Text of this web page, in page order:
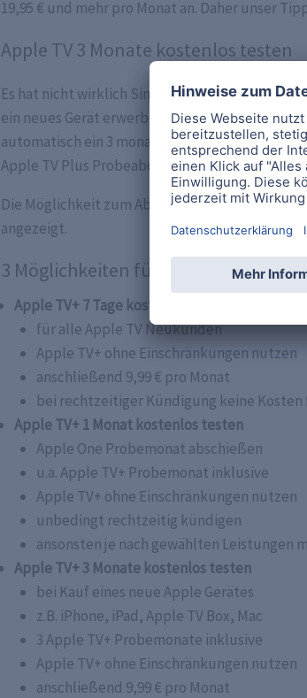
19,95 € und mehr pro Monat an. Daher unser
Apple TV 3 Monate kostenlos testen
Es hat nicht wirklich Sinn, sich wegen 3
ein neues Gerät erwerben möchte, erhält
automatisch ein 3 monatiges Probeabo für
Apple TV Plus Probeabo in Anspruch
Die Möglichkeit zum Abschluss eines 3
angezeigt.
3 Möglichkeiten für ein Apple TV
Apple TV+ 7 Tage kostenlos testen
für alle Apple TV Neukunden
Apple TV+ ohne Einschränkungen nutzen
anschließend 9,99 € pro Monat
bei rechtzeitiger Kündigung keine Kosten
Apple TV+ 1 Monat kostenlos testen
Apple One Probemonat abschießen
u.a. Apple TV+ Probemonat inklusive
Apple TV+ ohne Einschränkungen nutzen
unbedingt rechtzeitig kündigen
ansonsten je nach gewählten Leistungen
Apple TV+ 3 Monate kostenlos testen
bei Kauf eines neue Apple Gerätes
z.B. iPhone, iPad, Apple TV Box, Mac
3 Apple TV+ Probemonate inklusive
Apple TV+ ohne Einschränkungen nutzen
anschließend 9,99 € pro Monat